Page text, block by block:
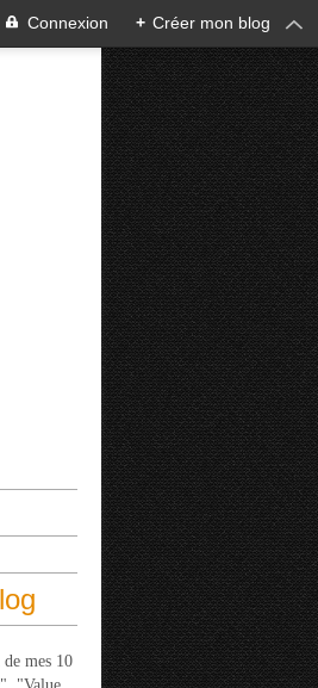
Connexion + Créer mon blog
mes 10